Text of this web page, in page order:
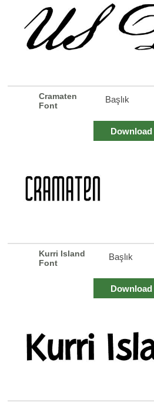
Cramaten
Font
Başlık
Download
Kurri Island
Font
Başlık
Download